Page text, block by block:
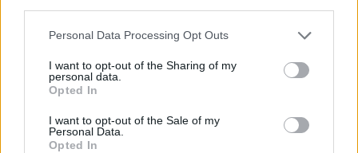
Personal Data Processing Opt Outs
I want to opt-out of the Sharing of my
personal data.
Opted In
I want to opt-out of the Sale of my
Personal Data.
Opted In
Románul is helyt kell állni a hétfőn
kezdődő írásbeliken – így
készülhetnek a pótérettségizők